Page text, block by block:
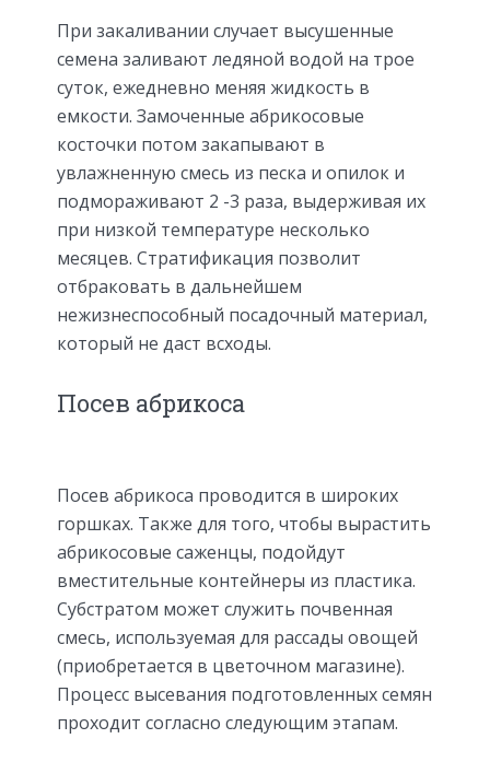
При закаливании случает высушенные
семена заливают ледяной водой на трое
суток, ежедневно меняя жидкость в
емкости. Замоченные абрикосовые
косточки потом закапывают в
увлажненную смесь из песка и опилок и
подмораживают 2 -3 раза, выдерживая их
при низкой температуре несколько
месяцев. Стратификация позволит
отбраковать в дальнейшем
нежизнеспособный посадочный материал,
который не даст всходы.
Посев абрикоса
Посев абрикоса проводится в широких
горшках. Также для того, чтобы вырастить
абрикосовые саженцы, подойдут
вместительные контейнеры из пластика.
Субстратом может служить почвенная
смесь, используемая для рассады овощей
(приобретается в цветочном магазине).
Процесс высевания подготовленных семян
проходит согласно следующим этапам.